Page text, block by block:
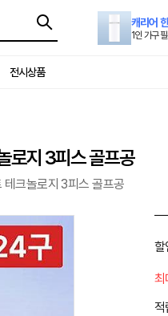
캐리어
1인 가구
전시상품
로지 3피스 골프공
크놀로지 3피스 골프공
할
최
적